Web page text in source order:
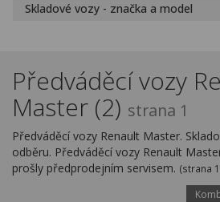
Kariéra
Kontakty
Skladové vozy - značka a model
Předváděcí vozy
Master (2) strana 1
Předváděcí vozy Renault Master.
odběru. Předváděcí vozy Renault
prošly předprodejním servisem. (strana